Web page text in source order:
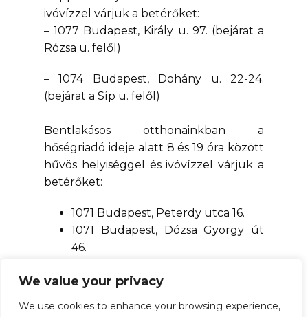
We value your privacy
We use cookies to enhance your browsing experience,
ivóvízzel várjuk a betérőket:
– 1077 Budapest, Király u. 97. (bejárat a
Rózsa u. felől)
– 1074 Budapest, Dohány u. 22-24.
(bejárat a Síp u. felől)
Bentlakásos otthonainkban a
hőségriadó ideje alatt 8 és 19 óra között
hűvös helyiséggel és ivóvízzel várjuk a
betérőket:
1071 Budapest, Peterdy utca 16.
1071 Budapest, Dózsa György út
46.